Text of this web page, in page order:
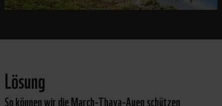
Lösung
So können wir die March-Thaya-Auen schützen